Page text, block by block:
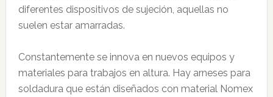
diferentes dispositivos de sujeción, aquellas no
suelen estar amarradas.
Constantemente se innova en nuevos equipos y
materiales para trabajos en altura. Hay arneses para
soldadura que están diseñados con material Nomex